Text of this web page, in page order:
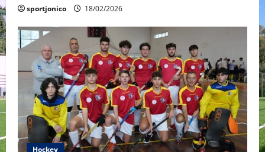
sportjonico 18/02/2026
Hockey